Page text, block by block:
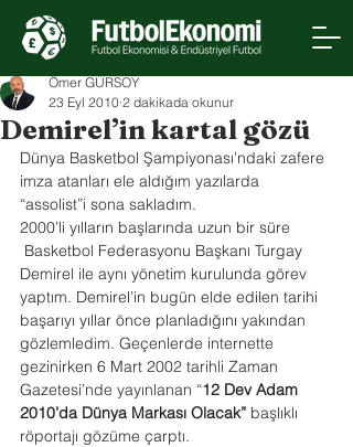
Demirel’in kartal gözü
Ömer GÜRSOY
23 Eyl 2010 2 dakikada okunur
Dünya Basketbol Şampiyonası’ndaki zafere
imza atanları ele aldığım yazılarda
“assolist”i sona sakladım.
2000’li yılların başlarında uzun bir süre
Basketbol Federasyonu Başkanı Turgay
Demirel ile aynı yönetim kurulunda görev
yaptım. Demirel’in bugün elde edilen tarihi
başarıyı yıllar önce planladığını yakından
gözlemledim. Geçenlerde internette
gezinirken 6 Mart 2002 tarihli Zaman
Gazetesi’nde yayınlanan “12 Dev Adam
2010’da Dünya Markası Olacak” başlıklı
röportajı gözüme çarptı.